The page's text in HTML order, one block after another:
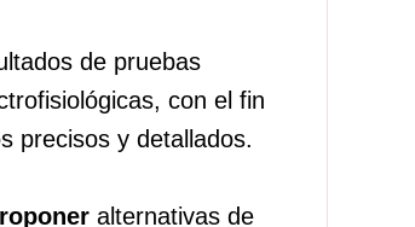
de pruebas
con el fin
precisos y detallados.
alternativas de